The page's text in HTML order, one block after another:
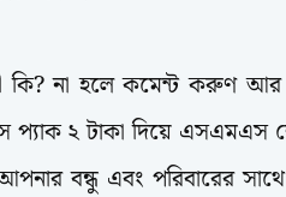
কি? না হলে কমেন্ট করুণ
২ টাকা দিয়ে এসএমএস
বন্ধু এবং পরিবারের